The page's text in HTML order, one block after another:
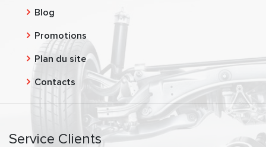
Blog
Promotions
Plan du site
Contacts
Service Clients